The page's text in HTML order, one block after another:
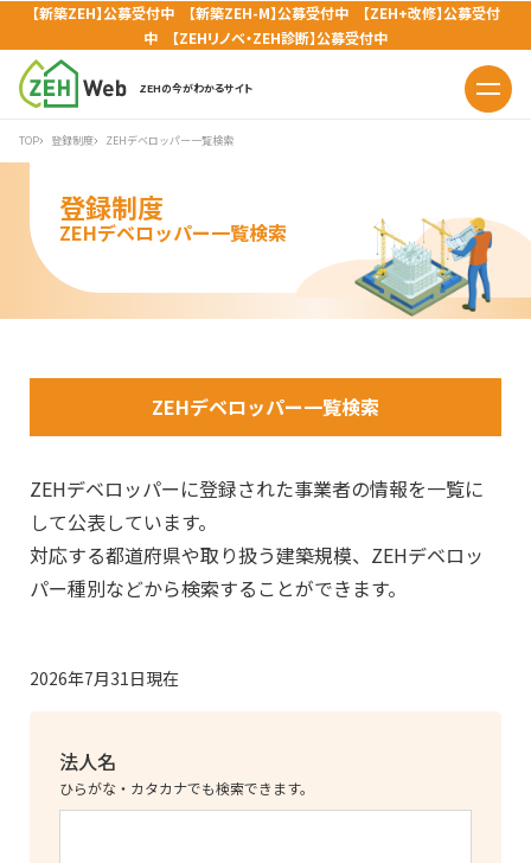
【新築ZEH】公募受付中 【新築ZEH-M】公募受付中 【ZEH+改修】公募受付
中 【ZEHリノベ・ZEH診断】公募受付中
ZEHの今がわかるサイト
TOP 登録制度 ZEHデベロッパー一覧検索
登録制度
ZEHデベロッパー一覧検索
ZEHデベロッパー一覧検索
ZEHデベロッパーに登録された事業者の情報を一覧に
して公表しています。
対応する都道府県や取り扱う建築規模、ZEHデベロッ
パー種別などから検索することができます。
2026年7月31日現在
法人名
ひらがな・カタカナでも検索できます。